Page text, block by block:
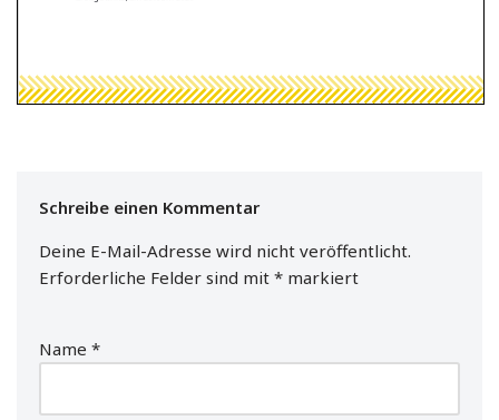
Schreibe einen Kommentar
Deine E-Mail-Adresse wird nicht veröffentlicht.
Erforderliche Felder sind mit * markiert
Name *